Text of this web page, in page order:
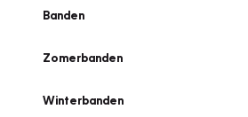
Banden
Zomerbanden
Winterbanden